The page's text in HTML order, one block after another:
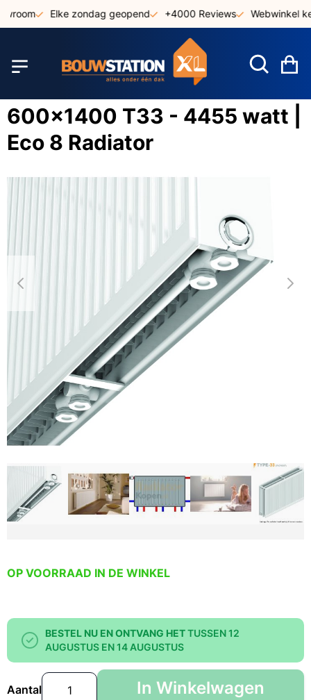
naar
Elke zondag geopend +4000 Reviews Webwinkel
600x1400 T33 - 4455 watt |
Eco 8 Radiator
OP VOORRAAD IN DE WINKEL
BESTEL NU EN ONTVANG HETTUSSEN 12
AUGUSTUS EN 14 AUGUSTUS
Aantal In Winkelwagen